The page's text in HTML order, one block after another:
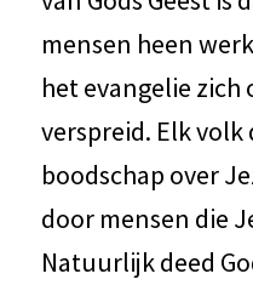
mensen heen
het evangelie zich
verspreid. Elk
boodschap over
door mensen die
Natuurlijk deed